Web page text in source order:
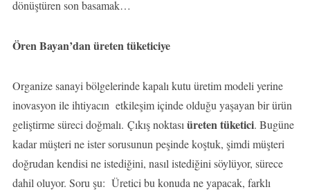
dönüştüren son basamak…
Ören Bayan’dan üreten tüketiciye
Organize sanayi bölgelerinde kapalı kutu üretim modeli yerine
inovasyon ile ihtiyacın etkileşim içinde olduğu yaşayan bir ürün
geliştirme süreci doğmalı. Çıkış noktasıüreten tüketici. Bugüne
kadar müşteri ne ister sorusunun peşinde koştuk, şimdi müşteri
doğrudan kendisi ne istediğini, nasıl istediğini söylüyor, sürece
dahil oluyor. Soru şu: Üretici bu konuda ne yapacak, farklı